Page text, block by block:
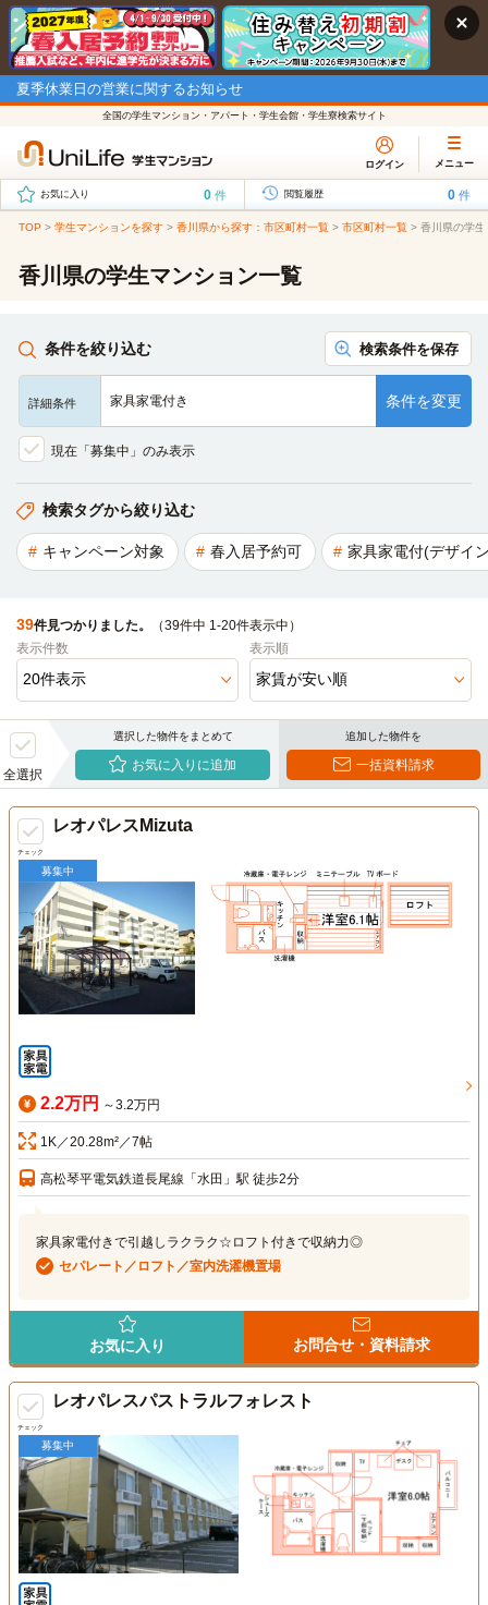
夏季休業日の営業に関するお知らせ
全国の学生マンション・アパート・学生会館・学生寮検索サイト
ログイン メニュー
お気に入り 0 件 閲覧履歴 0 件
TOP > 学生マンションを探す > 香川県から探す：市区町村一覧 > 市区町村一覧 > 香川県の学
香川県の学生マンション一覧
条件を絞り込む 検索条件を保存
詳細条件 家具家電付き 条件を変更
現在「募集中」のみ表示
検索タグから絞り込む
キャンペーン対象 春入居予約可 家具家電付(デザイ
39件見つかりました。
（39件中 1-20件表示中）
表示件数
表示順
全選択
選択した物件をまとめて
お気に入りに追加
追加した物件を
一括資料請求
チェック
レオパレスMizuta
募集中
2.2万円 ～3.2万円
1K／20.28m²／7帖
高松琴平電気鉄道長尾線「水田」駅 徒歩2分
家具家電付きで引越しラクラク☆ロフト付きで収納力◎
セパレート／ロフト／室内洗濯機置場
お気に入り お問合せ・資料請求
チェック
レオパレスパストラルフォレスト
募集中